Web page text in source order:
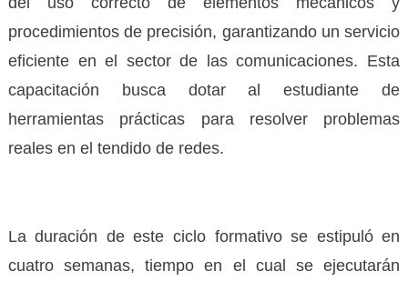
procedimientos de precisión, garantizando un servicio
eficiente en el sector de las comunicaciones. Esta
capacitación busca dotar al estudiante de
herramientas prácticas para resolver problemas
reales en el tendido de redes.
La duración de este ciclo formativo se estipuló en
cuatro semanas, tiempo en el cual se ejecutarán